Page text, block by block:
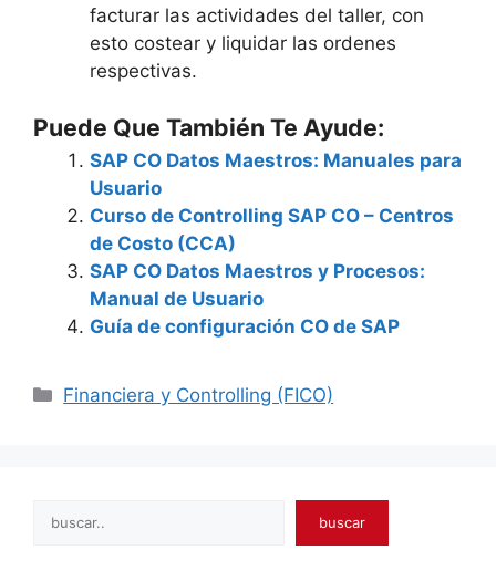
facturar las actividades del taller, con
esto costear y liquidar las ordenes
respectivas.
Puede Que También Te Ayude:
SAP CO Datos Maestros: Manuales para
Usuario
Curso de Controlling SAP CO – Centros
de Costo (CCA)
SAP CO Datos Maestros y Procesos:
Manual de Usuario
Guía de configuración CO de SAP
Categories
Financiera y Controlling (FICO)
Search buscar